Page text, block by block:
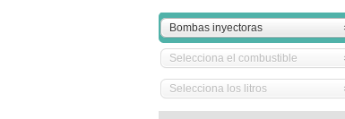
Bombas inyectoras
Selecciona el combustible
Selecciona los litros